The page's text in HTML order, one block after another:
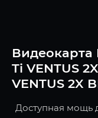
Видеокарта
Ti VENTUS
VENTUS 2X
Доступная мощь